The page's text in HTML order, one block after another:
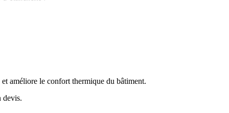
améliore le confort thermique du bâtiment.
devis.